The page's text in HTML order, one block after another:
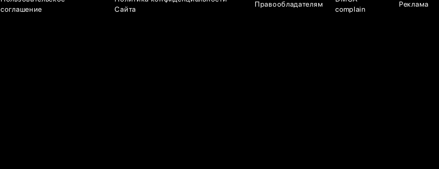
соглашение
Сайта
Правообладателям
complain
Реклама